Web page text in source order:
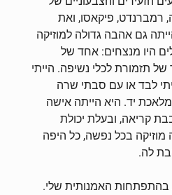
רמברנדט, פיקאסו, ואת
גם אהבה גדולה למוזיקה
היו מנצחים: אחד של
תזמורת לכלי נשיפה. הייתי
לבד או עם סבתי שרה
יד. היא הייתה אישה
קריאה, ובעלת יכולת
בכל נפשה, כל היפה
לה.
האמנותית שלי.